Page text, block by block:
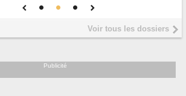
Interview de Fabrice Coquio,
président de Digital Realty...
soutient les...
Voir tous les dossiers
Publicité